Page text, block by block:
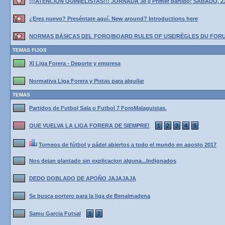
¿Eres nuevo? Preséntate aquí. New around? Introductions here
NORMAS BÁSICAS DEL FORO/BOARD RULES OF USE/RÈGLES DU
TEMAS FIJOS
XI Liga Forera - Deporte y empresa
Normativa Liga Forera y Pistas para alquilar
TEMAS
Partidos de Futbol Sala o Futbol 7 ForoMalaguistas.
QUE VUELVA LA LIGA FORERA DE SIEMPRE! 1 2 3 4 5
Torneos de fútbol y pádel abiertos a todo el mundo en agosto 2017
Nos dejan plantado sin explicacion alguna...Indignados
DEDO DOBLADO DE APOÑO JAJAJAJA
Se busca portero para la liga de Benalmadena
Samu Garcia Futsal 1 2